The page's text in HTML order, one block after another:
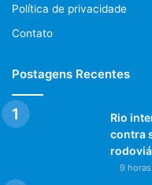
Política de privacidade
Contato
Postagens Recentes
Rio
contra
9